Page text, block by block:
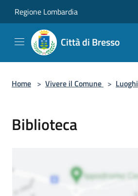
Regione Lombardia
Città di Bresso
Home > Vivere il Comune > Luoghi
Biblioteca